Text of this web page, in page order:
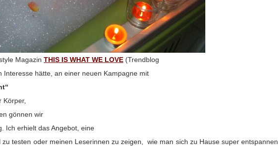
Magazin THIS IS WHAT WE LOVE (Trendblog
Interesse hätte, an einer neuen Kampagne mit
Körper,
gönnen wir
Ich erhielt das Angebot, eine
zu testen oder meinen Leserinnen zu zeigen, wie man sich zu Hause super entspannen